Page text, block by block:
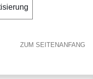
ZUM SEITENANFANG